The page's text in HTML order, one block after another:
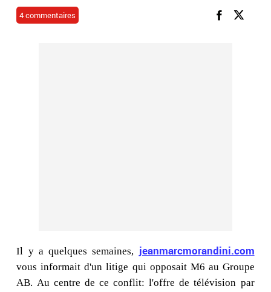
4 commentaires
Il y a quelques semaines, jeanmarcmorandini.com
vous informait d'un litige qui opposait M6 au Groupe
AB. Au centre de ce conflit: l'offre de télévision par